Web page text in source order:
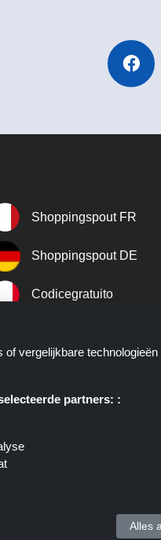
Shoppingspout FR
Shoppingspout DE
Codicegratuito
website die u deals, kortingen
Copyright ©
vergelijkbare
partners: :
Alles